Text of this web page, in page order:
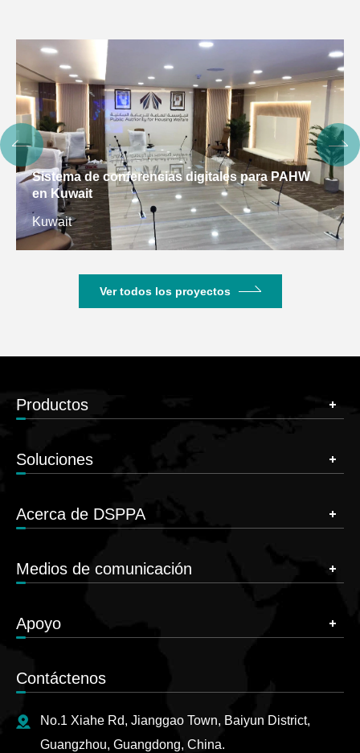
Sistema de conferencias digitales para PAHW
en Kuwait
Kuwait
Ver todos los proyectos
Productos
Soluciones
Acerca de DSPPA
Medios de comunicación
Apoyo
Contáctenos
No.1 Xiahe Rd, Jianggao Town, Baiyun District,
Guangzhou, Guangdong, China.